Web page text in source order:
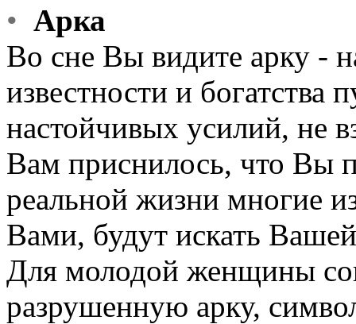
• Арка
Во сне Вы видите арку -
известности и богатства
настойчивых усилий, не
Вам приснилось, что Вы
реальной жизни многие
Вами, будут искать
Для молодой женщины
разрушенную арку,